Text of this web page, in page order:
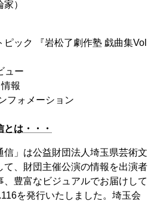
）
ック 『岩松了劇作塾 戯曲集Vol
ュー
報
フォメーション
は・・・
信」は公益財団法人埼玉県芸術文
て、財団主催公演の情報を出演者
豊富なビジュアルでお届けして
を発行いたしました。埼玉会